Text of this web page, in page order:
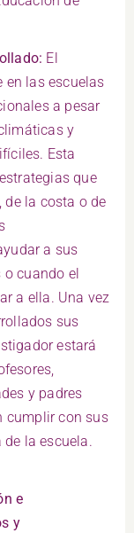
El
en las escuelas
a pesar
y
Esta
que
de la costa o de
a sus
o cuando el
a ella. Una vez
sus
estará
y padres
cumplir con sus
la escuela.
e
y